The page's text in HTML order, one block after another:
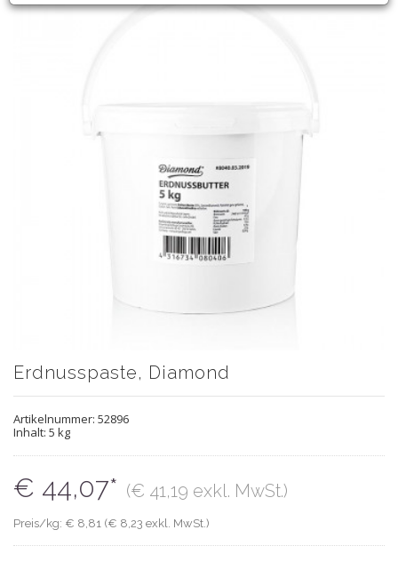
Erdnusspaste, Diamond
Artikelnummer: 52896
Inhalt: 5 kg
€ 44,07* (€ 41,19 exkl. MwSt.)
Preis/kg: € 8,81 (€ 8,23 exkl. MwSt.)